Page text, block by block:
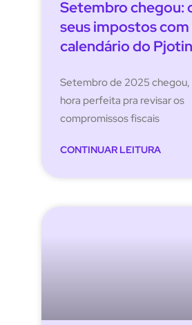
Setembro chegou:
seus impostos com
calendário do
Setembro de 2025 chegou,
hora perfeita pra revisar os
compromissos fiscais
CONTINUAR LEITURA